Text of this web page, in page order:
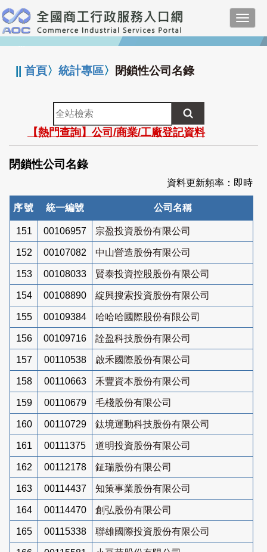
跳
到
主
要
:::
||首頁〉統計專區〉 閉鎖性公司名錄
全
站
檢
索
【熱門查詢】公司/商業/工廠登記資料
閉鎖性公司名錄
資料更新頻率：即時
序號 統一編號 公司名稱
151 00106957 宗盈投資股份有限公司
152 00107082 中山營造股份有限公司
153 00108033 賢泰投資控股股份有限公司
154 00108890 綻興搜索投資股份有限公司
155 00109384 哈哈哈國際股份有限公司
156 00109716 詮盈科技股份有限公司
157 00110538 啟禾國際股份有限公司
158 00110663 禾豐資本股份有限公司
159 00110679 毛棧股份有限公司
160 00110729 鈦境運動科技股份有限公司
161 00111375 道明投資股份有限公司
162 00112178 鉦瑞股份有限公司
163 00114437 知策事業股份有限公司
164 00114470 創弘股份有限公司
165 00115338 聯雄國際投資股份有限公司